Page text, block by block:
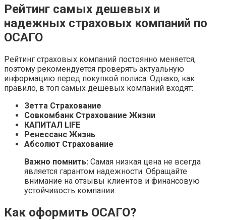
Рейтинг самых дешевых и
надежных страховых компаний по
ОСАГО
Рейтинг страховых компаний постоянно меняется,
поэтому рекомендуется проверять актуальную
информацию перед покупкой полиса. Однако, как
правило, в топ самых дешевых компаний входят:
Зетта Страхование
Совкомбанк Страхование Жизни
КАПИТАЛ LIFE
Ренессанс Жизнь
Абсолют Страхование
Важно помнить: Самая низкая цена не всегда
является гарантом надежности. Обращайте
внимание на отзывы клиентов и финансовую
устойчивость компании.
Как оформить ОСАГО?